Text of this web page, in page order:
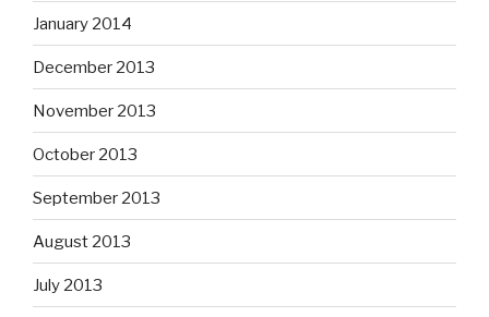
January 2014
December 2013
November 2013
October 2013
September 2013
August 2013
July 2013